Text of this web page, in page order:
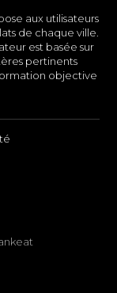
aux utilisateurs
de chaque ville.
est basée sur
pertinents
objective